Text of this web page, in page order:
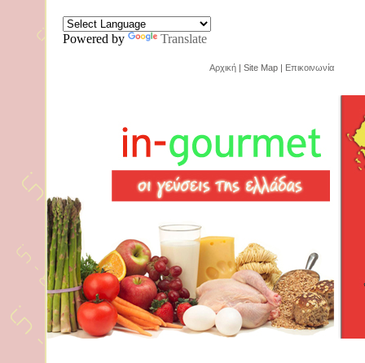
Powered by Translate
Αρχική | Site Map | Επικοινωνία